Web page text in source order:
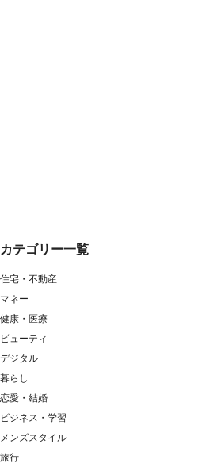
カテゴリー一覧
住宅・不動産
マネー
健康・医療
ビューティ
デジタル
暮らし
恋愛・結婚
ビジネス・学習
メンズスタイル
旅行